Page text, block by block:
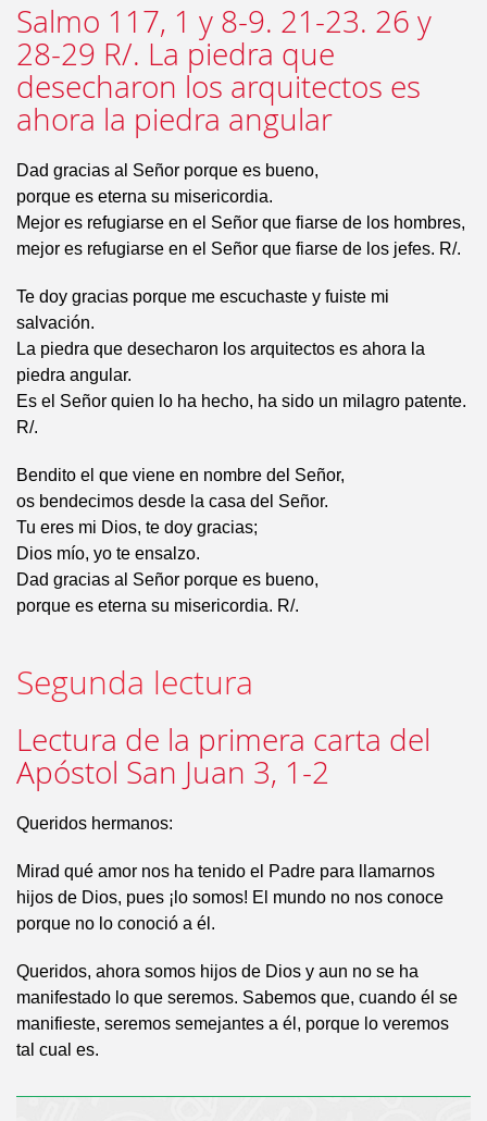
Salmo 117, 1 y 8-9. 21-23. 26 y
28-29 R/. La piedra que
desecharon los arquitectos es
ahora la piedra angular
Dad gracias al Señor porque es bueno,
porque es eterna su misericordia.
Mejor es refugiarse en el Señor que fiarse de los hombres,
mejor es refugiarse en el Señor que fiarse de los jefes. R/.
Te doy gracias porque me escuchaste y fuiste mi
salvación.
La piedra que desecharon los arquitectos es ahora la
piedra angular.
Es el Señor quien lo ha hecho, ha sido un milagro patente.
R/.
Bendito el que viene en nombre del Señor,
os bendecimos desde la casa del Señor.
Tu eres mi Dios, te doy gracias;
Dios mío, yo te ensalzo.
Dad gracias al Señor porque es bueno,
porque es eterna su misericordia. R/.
Segunda lectura
Lectura de la primera carta del
Apóstol San Juan 3, 1-2
Queridos hermanos:
Mirad qué amor nos ha tenido el Padre para llamarnos
hijos de Dios, pues ¡lo somos! El mundo no nos conoce
porque no lo conoció a él.
Queridos, ahora somos hijos de Dios y aun no se ha
manifestado lo que seremos. Sabemos que, cuando él se
manifieste, seremos semejantes a él, porque lo veremos
tal cual es.